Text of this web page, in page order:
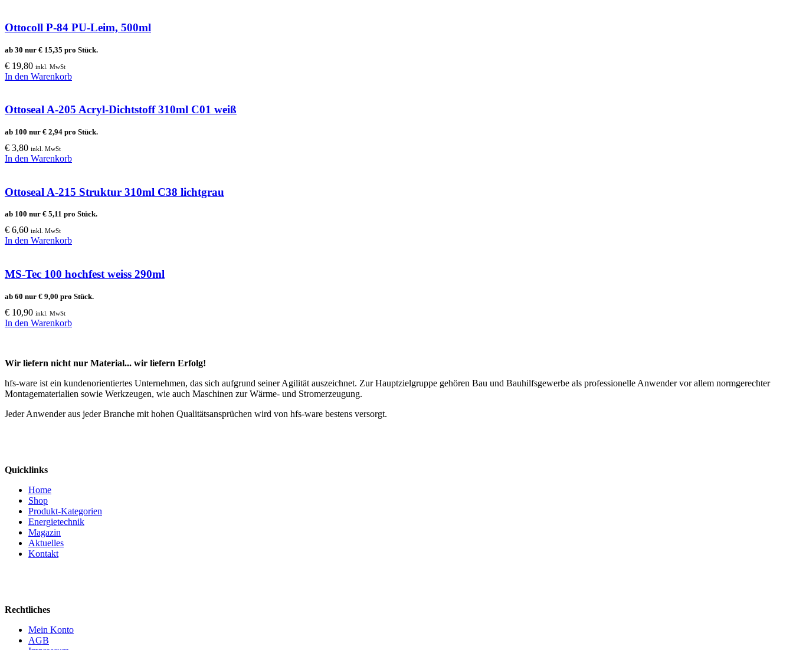
Ottocoll P-84 PU-Leim, 500ml
ab 30 nur € 15,35 pro Stück.
€ 19,80 inkl. MwSt
In den Warenkorb
Ottoseal A-205 Acryl-Dichtstoff 310ml C01 weiß
ab 100 nur € 2,94 pro Stück.
€ 3,80 inkl. MwSt
In den Warenkorb
Ottoseal A-215 Struktur 310ml C38 lichtgrau
ab 100 nur € 5,11 pro Stück.
€ 6,60 inkl. MwSt
In den Warenkorb
MS-Tec 100 hochfest weiss 290ml
ab 60 nur € 9,00 pro Stück.
€ 10,90 inkl. MwSt
In den Warenkorb
Wir liefern nicht nur Material... wir liefern Erfolg!
hfs-ware ist ein kundenorientiertes Unternehmen, das sich aufgrund seiner Agilität auszeichnet. Zur Hauptzielgruppe gehören Bau und Bauhilfsgewerbe als professionelle Anwender vor allem normgerechter
Montagematerialien sowie Werkzeugen, wie auch Maschinen zur Wärme- und Stromerzeugung.
Jeder Anwender aus jeder Branche mit hohen Qualitätsansprüchen wird von hfs-ware bestens versorgt.
Quicklinks
Home
Shop
Produkt-Kategorien
Energietechnik
Magazin
Aktuelles
Kontakt
Rechtliches
Mein Konto
AGB